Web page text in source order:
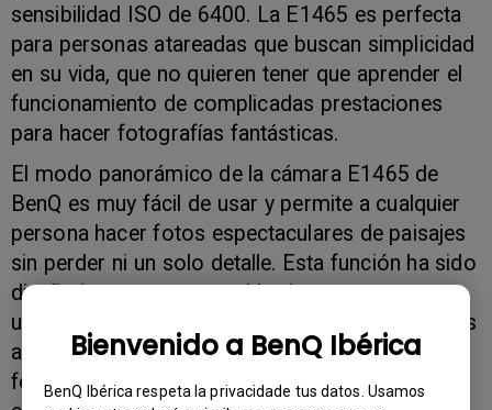
Bienvenido a BenQ Ibérica
BenQ Ibérica respeta la privacidade tus datos. Usamos
sensibilidad ISO de 6400. La E1465 es perfecta
para personas atareadas que buscan simplicidad
en su vida, que no quieren tener que aprender el
funcionamiento de complicadas prestaciones
para hacer fotografías fantásticas.
El modo panorámico de la cámara E1465 de
BenQ es muy fácil de usar y permite a cualquier
persona hacer fotos espectaculares de paisajes
sin perder ni un solo detalle. Esta función ha sido
diseñada para capturar el horizonte entero en
una sola fotografía al pegar dos o tres imágenes
a la perfección. La E1465 guía a sus usuarios
fotograma a fotograma cuando están